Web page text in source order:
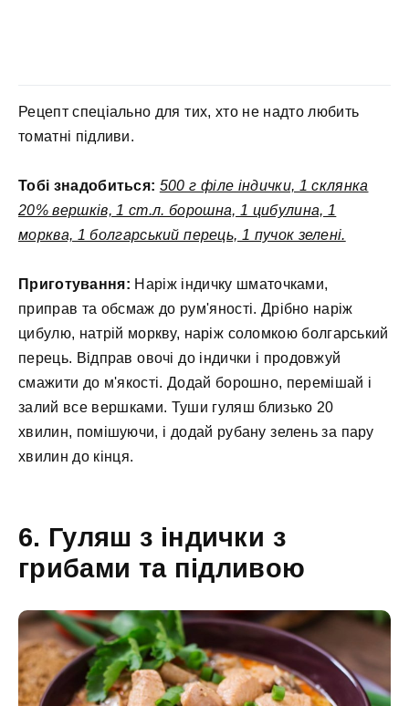
Рецепт спеціально для тих, хто не надто любить
томатні підливи.
Тобі знадобиться: 500 г філе індички, 1 склянка
20% вершків, 1 ст.л. борошна, 1 цибулина, 1
морква, 1 болгарський перець, 1 пучок зелені.
Приготування: Наріж індичку шматочками,
приправ та обсмаж до рум'яності. Дрібно наріж
цибулю, натрій моркву, наріж соломкою болгарський
перець. Відправ овочі до індички і продовжуй
смажити до м'якості. Додай борошно, перемішай і
залий все вершками. Туши гуляш близько 20
хвилин, помішуючи, і додай рубану зелень за пару
хвилин до кінця.
6. Гуляш з індички з
грибами та підливою